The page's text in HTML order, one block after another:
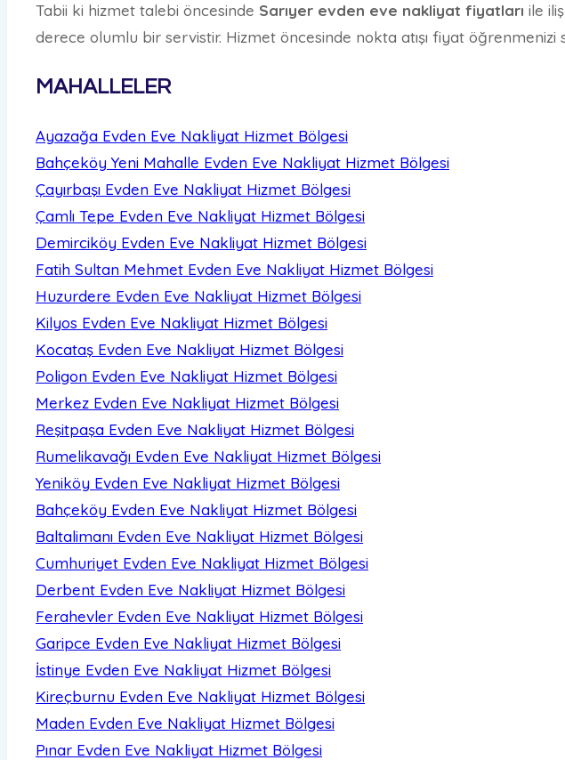
Tabii ki hizmet talebi öncesinde Sarıyer evden eve nakliyat fiyatları ile
derece olumlu bir servistir. Hizmet öncesinde nokta atışı fiyat öğrenmenizi
MAHALLELER
Ayazağa Evden Eve Nakliyat Hizmet Bölgesi
Bahçeköy Yeni Mahalle Evden Eve Nakliyat Hizmet Bölgesi
Çayırbaşı Evden Eve Nakliyat Hizmet Bölgesi
Çamlı Tepe Evden Eve Nakliyat Hizmet Bölgesi
Demirciköy Evden Eve Nakliyat Hizmet Bölgesi
Fatih Sultan Mehmet Evden Eve Nakliyat Hizmet Bölgesi
Huzurdere Evden Eve Nakliyat Hizmet Bölgesi
Kilyos Evden Eve Nakliyat Hizmet Bölgesi
Kocataş Evden Eve Nakliyat Hizmet Bölgesi
Poligon Evden Eve Nakliyat Hizmet Bölgesi
Merkez Evden Eve Nakliyat Hizmet Bölgesi
Reşitpaşa Evden Eve Nakliyat Hizmet Bölgesi
Rumelikavağı Evden Eve Nakliyat Hizmet Bölgesi
Yeniköy Evden Eve Nakliyat Hizmet Bölgesi
Bahçeköy Evden Eve Nakliyat Hizmet Bölgesi
Baltalimanı Evden Eve Nakliyat Hizmet Bölgesi
Cumhuriyet Evden Eve Nakliyat Hizmet Bölgesi
Derbent Evden Eve Nakliyat Hizmet Bölgesi
Ferahevler Evden Eve Nakliyat Hizmet Bölgesi
Garipce Evden Eve Nakliyat Hizmet Bölgesi
İstinye Evden Eve Nakliyat Hizmet Bölgesi
Kireçburnu Evden Eve Nakliyat Hizmet Bölgesi
Maden Evden Eve Nakliyat Hizmet Bölgesi
Pınar Evden Eve Nakliyat Hizmet Bölgesi